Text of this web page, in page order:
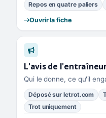
Repos en quatre paliers
Ouvrir la fiche
L'avis de
Qui le donne, ce qu'il
Déposé sur letrot.com
Trot uniquement